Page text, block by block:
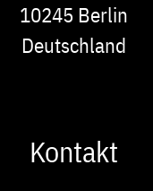
10245 Berlin
Deutschland
Kontakt